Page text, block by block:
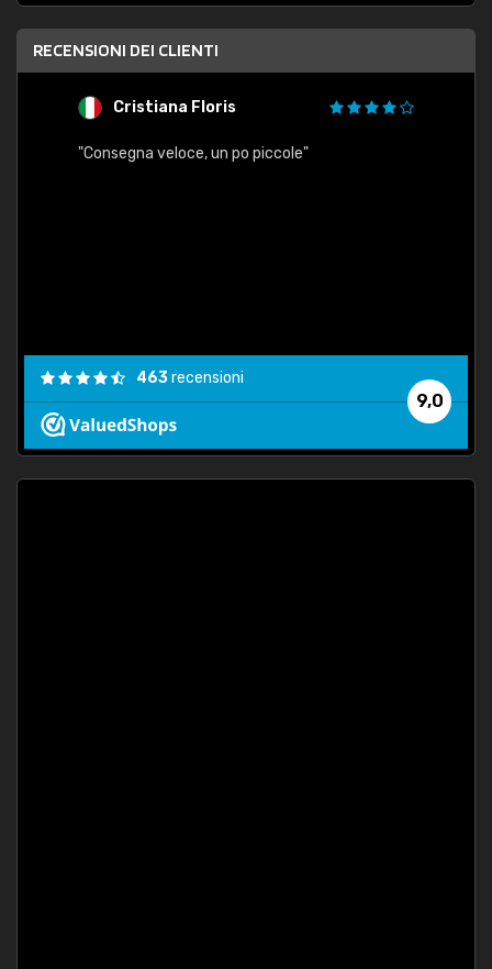
RECENSIONI DEI CLIENTI
Cristiana Floris
"Consegna veloce, un po piccole"
9,0
463recensioni